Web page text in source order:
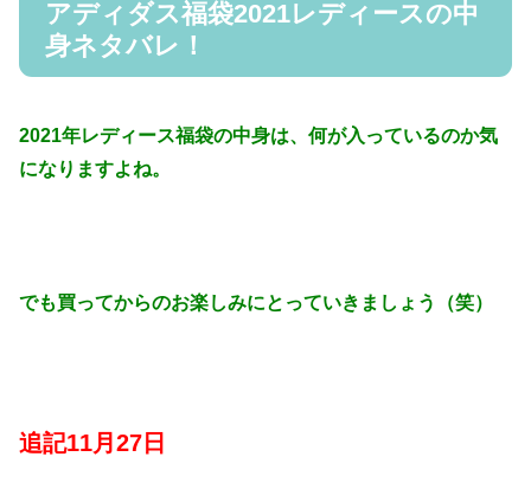
アディダス福袋2021レディースの中
身ネタバレ！
2021年レディース福袋の中身は、何が入っているのか気
になりますよね。
でも買ってからのお楽しみにとっていきましょう（笑）
追記11月27日